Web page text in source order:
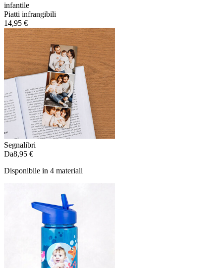
infantile
Piatti infrangibili
14,95 €
Segnalibri
Da8,95 €
Disponibile in 4 materiali